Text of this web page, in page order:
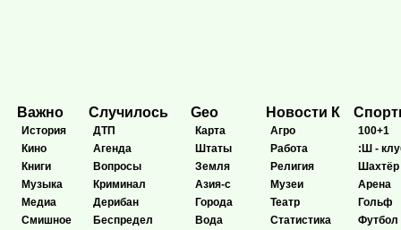
Важно
История
Кино
Книги
Музыка
Медиа
Смишное
Случилось
ДТП
Агенда
Вопросы
Криминал
Дерибан
Беспредел
Geo
Карта
Штаты
Земля
Азия-с
Города
Вода
Новости К
Агро
Работа
Религия
Музеи
Театр
Статистика
100+1
:Ш -
Шахтёр
Арена
Гольф
Футбол